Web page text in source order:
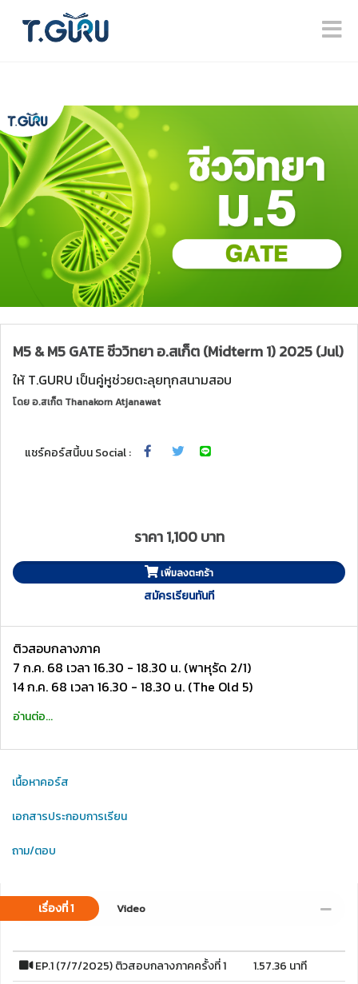
M5 & M5 GATE ชีววิทยา อ.สเก็ต (Midterm 1) 2025 (Jul)
ให้ T.GURU เป็นคู่หูช่วยตะลุยทุกสนามสอบ
โดยอ.สเก็ต Thanakorn Atjanawat
แชร์คอร์สนี้บน Social :
ราคา 1,100 บาท
เพิ่มลงตะกร้า
สมัครเรียนทันที
ติวสอบกลางภาค
7 ก.ค. 68 เวลา 16.30 - 18.30 น. (พาหุรัด 2/1)
14 ก.ค. 68 เวลา 16.30 - 18.30 น. (The Old 5)
อ่านต่อ...
เนื้อหาคอร์ส
เอกสารประกอบการเรียน
ถาม/ตอบ
เรื่องที่ 1 Video
EP.1 (7/7/2025) ติวสอบกลางภาคครั้งที่ 1
1.57.36 นาที